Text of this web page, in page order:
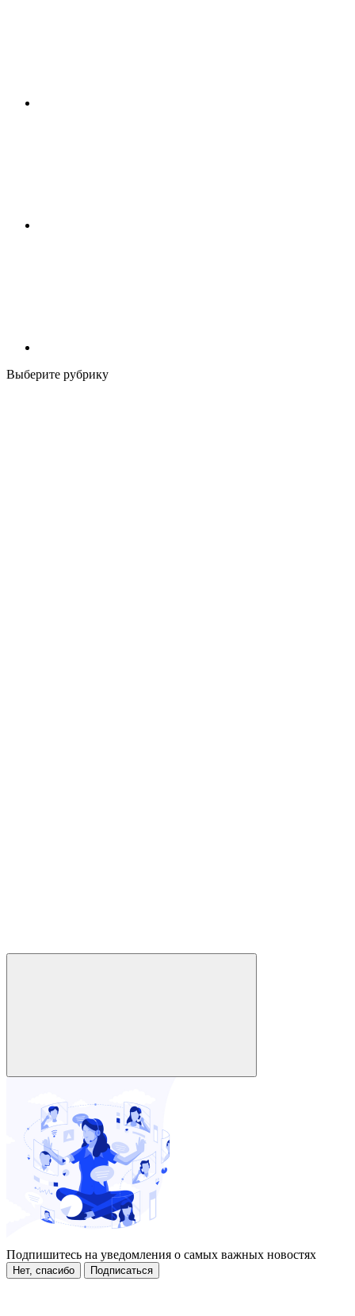
Выберите рубрику
Подпишитесь на уведомления о самых важных новостях
Нет, спасибо Подписаться